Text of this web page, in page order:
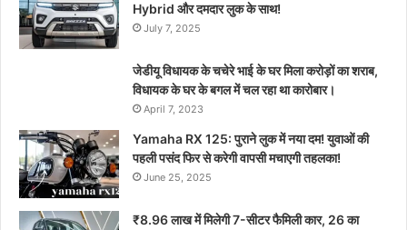
Hybrid और दमदार लुक के साथ!
July 7, 2025
जेडीयू विधायक के चचेरे भाई के घर मिला करोड़ों का शराब,
विधायक के घर के बगल में चल रहा था कारोबार।
April 7, 2023
Yamaha RX 125: पुराने लुक में नया दम! युवाओं की
पहली पसंद फिर से करेगी वापसी मचाएगी तहलका!
June 25, 2025
₹8.96 लाख में मिलेगी 7-सीटर फैमिली कार, 26 का